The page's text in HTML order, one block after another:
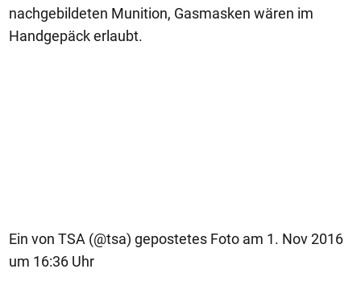
nachgebildeten Munition, Gasmasken wären im
Handgepäck erlaubt.
Ein von TSA (@tsa) gepostetes Foto am 1. Nov 2016
um 16:36 Uhr